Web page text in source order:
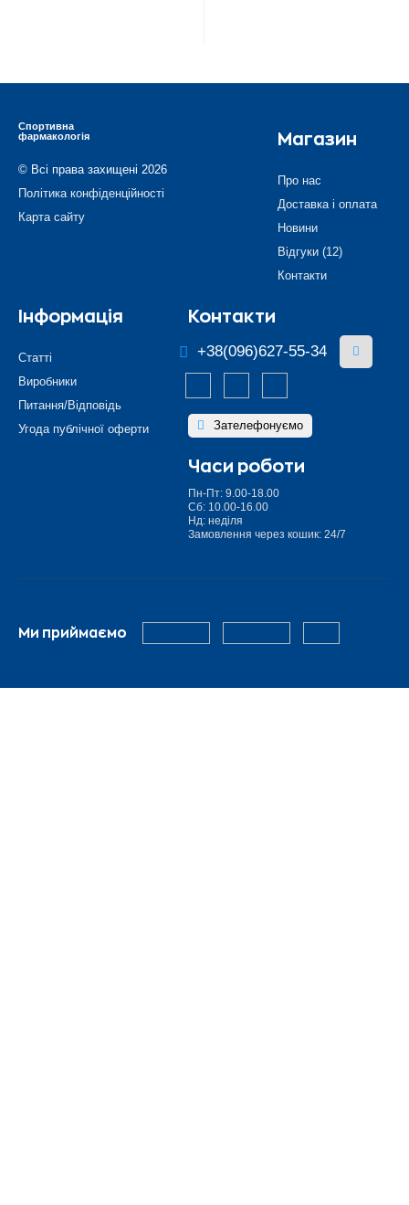
Спортивна
фармакологія
© Всі права захищені 2026
Політика конфіденційності
Карта сайту
Магазин
Про нас
Доставка і оплата
Новини
Відгуки (12)
Контакти
Інформація
Статті
Виробники
Питання/Відповідь
Угода публічної оферти
Контакти
+38(096)627-55-34
Зателефонуємо
Часи роботи
Пн-Пт: 9.00-18.00
Сб: 10.00-16.00
Нд: неділя
Замовлення через кошик: 24/7
Ми приймаємо